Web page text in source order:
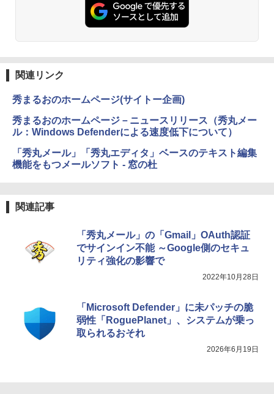
関連リンク
秀まるおのホームページ(サイトー企画)
秀まるおのホームページ－ニュースリリース（秀丸メー
ル：Windows Defenderによる速度低下について）
「秀丸メール」「秀丸エディタ」ベースのテキスト編集
機能をもつメールソフト - 窓の杜
関連記事
「秀丸メール」の「Gmail」OAuth認証
でサインイン不能 ～Google側のセキュ
リティ強化の影響で
2022年10月28日
「Microsoft Defender」に未パッチの脆
弱性「RoguePlanet」、システムが乗っ
取られるおそれ
2026年6月19日